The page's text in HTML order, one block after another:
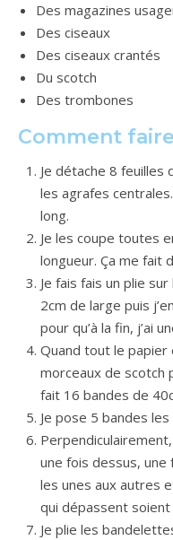
Des magazines
Des ciseaux
Des ciseaux crantés
Du scotch
Des trombones
Comment
Je détache 8 feuilles
les agrafes
long.
Je les coupe toutes
longueur. Ça me fait
Je fais fais un plie
2cm de large puis
pour qu’à la fin, j’ai
Quand tout le
morceaux de scotch
fait 16 bandes de
Je pose 5 bandes
une fois dessus, une
les unes aux autres
qui dépassent
Je plie les